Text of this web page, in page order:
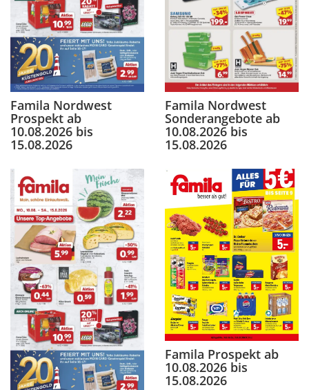
Famila Nordwest
Prospekt ab
10.08.2026 bis
15.08.2026
Famila Nordwest
Sonderangebote ab
10.08.2026 bis
15.08.2026
Famila Prospekt ab
10.08.2026 bis
15.08.2026